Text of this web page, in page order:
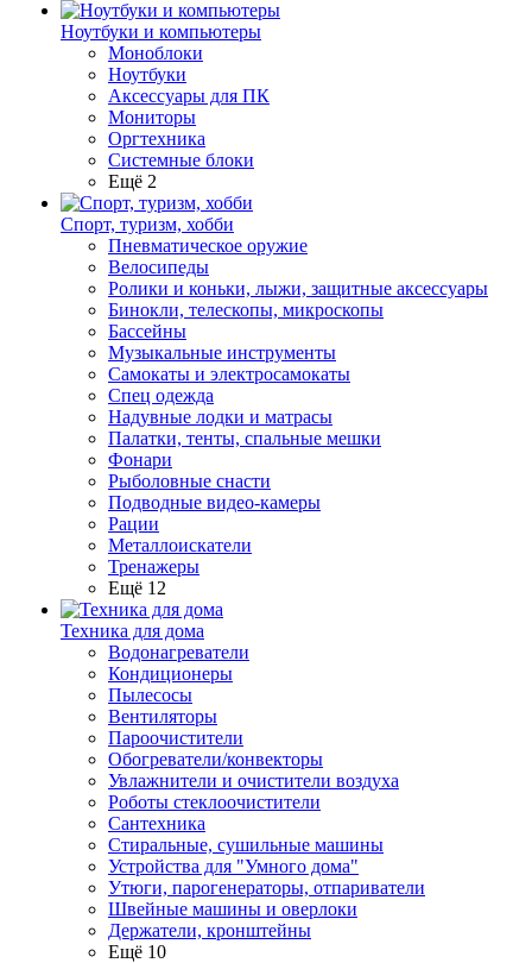
Ноутбуки и компьютеры
Моноблоки
Ноутбуки
Аксессуары для ПК
Мониторы
Оргтехника
Системные блоки
Ещё 2
Спорт, туризм, хобби
Пневматическое оружие
Велосипеды
Ролики и коньки, лыжи, защитные аксессуары
Бинокли, телескопы, микроскопы
Бассейны
Музыкальные инструменты
Самокаты и электросамокаты
Спец одежда
Надувные лодки и матрасы
Палатки, тенты, спальные мешки
Фонари
Рыболовные снасти
Подводные видео-камеры
Рации
Металлоискатели
Тренажеры
Ещё 12
Техника для дома
Водонагреватели
Кондиционеры
Пылесосы
Вентиляторы
Пароочистители
Обогреватели/конвекторы
Увлажнители и очистители воздуха
Роботы стеклоочистители
Сантехника
Стиральные, сушильные машины
Устройства для "Умного дома"
Утюги, парогенераторы, отпариватели
Швейные машины и оверлоки
Держатели, кронштейны
Ещё 10